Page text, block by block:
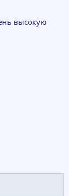
высокую